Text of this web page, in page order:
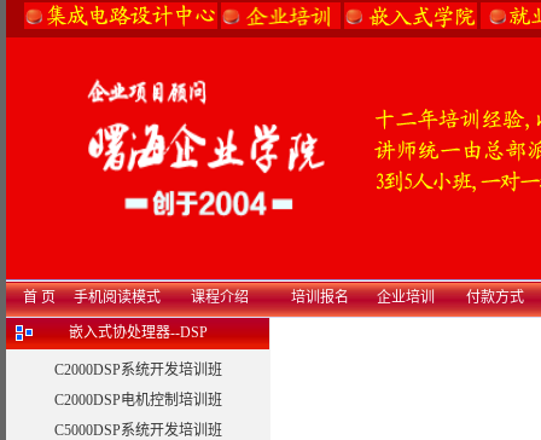
首 页 手机阅读模式 课程介绍 培训报名 企业培训 付款方式
嵌入式协处理器--DSP
C2000DSP系统开发培训班
C2000DSP电机控制培训班
C5000DSP系统开发培训班